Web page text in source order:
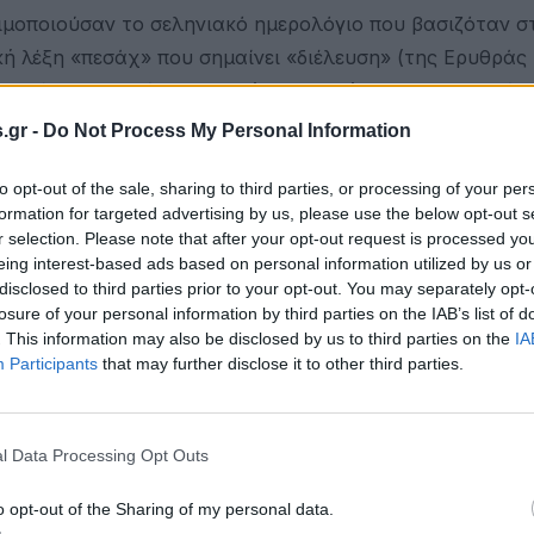
- Do Not Process My Personal Information
opt-out of the sale, sharing to third parties, or processing of your
for targeted advertising by us, please use the below opt-out
selection. Please note that after your opt-out request is processed
interest-based ads based on personal information utilized by us
to third parties prior to your opt-out. You may separately
of your personal information by third parties on the IAB’s list of
This information may also be disclosed by us to third parties on the
Participants that may further disclose it to other third parties.
Data Processing Opt Outs
opt-out of the Sharing of my personal data.
το σεληνιακό ημερολόγιο που βασιζόταν
«πεσάχ» που σημαίνει «διέλευση» (της Ερυθράς
μέρα της πρώτης εαρινής πανσελήνου, που
του Χριστιανικού Πάσχα από τα
Αυτό συνέβη, επειδή ο Χριστός
Πάσχα, που έπεσε εκείνο το
οι υπόλοιπες ημέρες- στις 6 το
γιόρταζαν το Πάσχα σε διαφορετικές ημερομηνίες. Οι
γιόρταζαν κατά την ημέρα του θανάτου του Χριστού
έπεφτε), ενώ οι εθνικές εκκλησίες προτιμούσαν
πανσέληνο.
Σύνοδος στη Νίκαια, υπό τον